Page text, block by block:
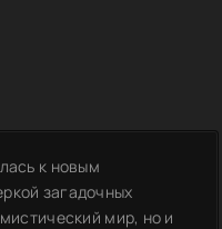
к новым
загадочных
мир, но и